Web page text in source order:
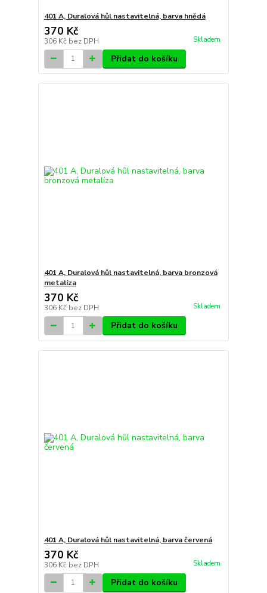
401 A, Duralová hůl nastavitelná, barva hnědá
370 Kč
306 Kč bez DPH Skladem
Přidat do košíku
401 A, Duralová hůl nastavitelná, barva bronzová
metalíza
370 Kč
306 Kč bez DPH Skladem
Přidat do košíku
401 A, Duralová hůl nastavitelná, barva červená
370 Kč
306 Kč bez DPH Skladem
Přidat do košíku